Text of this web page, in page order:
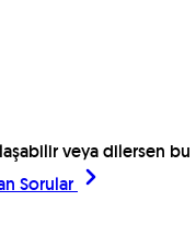
veya dilersen bu
Sorular